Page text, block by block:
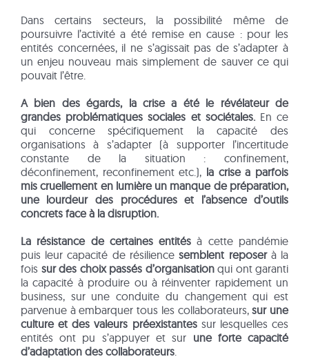
Dans certains secteurs, la possibilité même de
poursuivre l’activité a été remise en cause : pour les
entités concernées, il ne s’agissait pas de s’adapter à
un enjeu nouveau mais simplement de sauver ce qui
pouvait l’être.
A bien des égards, la crise a été le révélateur de
grandes problématiques sociales et sociétales.En ce
qui concerne spécifiquement la capacité des
organisations à s’adapter (à supporter l’incertitude
constante de la situation : confinement,
déconfinement, reconfinement etc.), la crise a parfois
mis cruellement en lumière un manque de préparation,
une lourdeur des procédures et l’absence d’outils
concrets face à la disruption.
La résistance de certaines entités à cette pandémie
puis leur capacité de résiliencesemblent reposer à la
fois sur des choix passés d’organisationqui ont garanti
la capacité à produire ou à réinventer rapidement un
business, sur une conduite du changement qui est
parvenue à embarquer tous les collaborateurs,sur une
culture et des valeurs préexistantessur lesquelles ces
entités ont pu s’appuyer et sur une forte capacité
d’adaptation des collaborateurs.